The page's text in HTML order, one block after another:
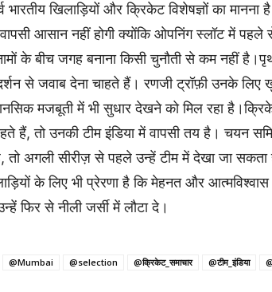
भारतीय खिलाड़ियों और क्रिकेट विशेषज्ञों का
वापसी आसान नहीं होगी क्योंकि ओपनिंग स्लॉट में
के बीच जगह बनाना किसी चुनौती से कम नहीं
से जवाब देना चाहते हैं। रणजी ट्रॉफ़ी उनके लिए
मजबूती में भी सुधार देखने को मिल रहा
हैं, तो उनकी टीम इंडिया में वापसी तय है। चयन
तो अगली सीरीज़ से पहले उन्हें टीम में देखा जा
के लिए भी प्रेरणा है कि मेहनत और
फिर से नीली जर्सी में लौटा दे।
@Mumbai @selection @क्रिकेट_समाचार @टीम_इंडिया